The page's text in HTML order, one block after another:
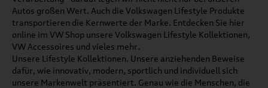
Autos großen Wert. Auch die Volkswagen Lifestyle Produkte
transportieren die Kernwerte der Marke. Entdecken Sie hier
online im VW Shop unsere Volkswagen Lifestyle Kollektionen,
VW Accessoires und vieles mehr.
Unsere Lifestyle Kollektionen. Unsere anziehenden Beweise
dafür, wie innovativ, modern, sportlich und individuell sich
unsere Markenwelt präsentiert. Genau wie die Menschen, die